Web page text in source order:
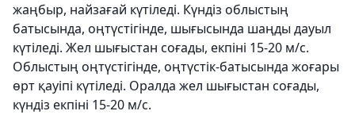
жаңбыр, найзағай күтіледі. Күндіз облыстың
батысында, оңтүстігінде, шығысында шаңды дауыл
күтіледі. Жел шығыстан соғады, екпіні 15-20 м/с.
Облыстың оңтүстігінде, оңтүстік-батысында жоғары
өрт қауіпі күтіледі. Оралда жел шығыстан соғады,
күндіз екпіні 15-20 м/с.